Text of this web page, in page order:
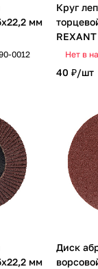
мм
0012
Круг
REXANT
Нет в
40 ₽/шт
мм
Диск